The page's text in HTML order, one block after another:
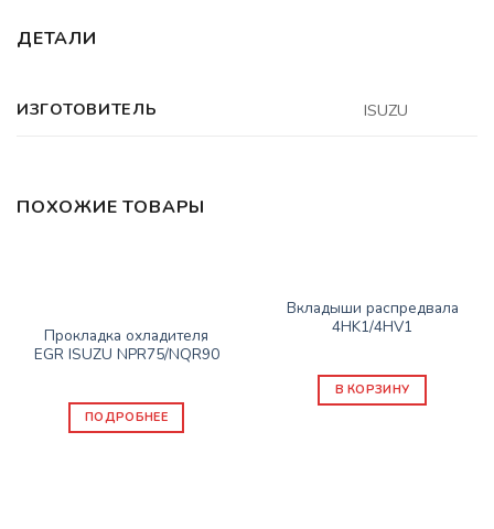
ДЕТАЛИ
ИЗГОТОВИТЕЛЬ ISUZU
ПОХОЖИЕ ТОВАРЫ
Прокладка охладителя
EGR ISUZU NPR75/NQR90
ПОДРОБНЕЕ
Вкладыши распредвала
4HK1/4HV1
В КОРЗИНУ